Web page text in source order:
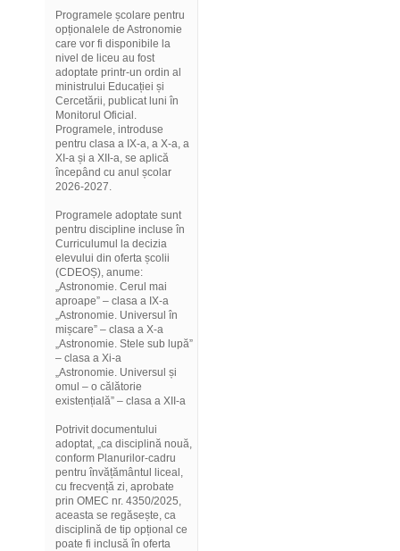
Programele școlare pentru
opționalele de Astronomie
care vor fi disponibile la
nivel de liceu au fost
adoptate printr-un ordin al
ministrului Educației și
Cercetării, publicat luni în
Monitorul Oficial.
Programele, introduse
pentru clasa a IX-a, a X-a, a
XI-a și a XII-a, se aplică
începând cu anul școlar
2026-2027.
Programele adoptate sunt
pentru discipline incluse în
Curriculumul la decizia
elevului din oferta școlii
(CDEOȘ), anume:
„Astronomie. Cerul mai
aproape” – clasa a IX-a
„Astronomie. Universul în
mișcare” – clasa a X-a
„Astronomie. Stele sub lupă”
– clasa a Xi-a
„Astronomie. Universul și
omul – o călătorie
existențială” – clasa a XII-a
Potrivit documentului
adoptat, „ca disciplină nouă,
conform Planurilor-cadru
pentru învățământul liceal,
cu frecvență zi, aprobate
prin OMEC nr. 4350/2025,
aceasta se regăsește, ca
disciplină de tip opțional ce
poate fi inclusă în oferta